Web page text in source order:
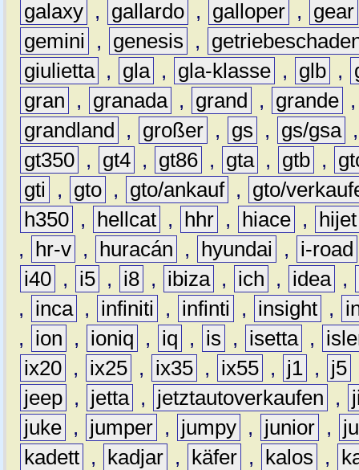
galaxy , gallardo , galloper ,
gear
gemini
, genesis ,
giulietta , gla , gla-klasse , glb ,
gran
, granada , grand , grande
grandland
, großer , gs , gs/gsa
gt350 , gt4 , gt86 , gta , gtb ,
gti
, gto , gto/ankauf ,
gto/
h350 , hellcat , hhr , hiace ,
hijet
,
hr-v , huracán , hyundai ,
i-road
i40 , i5 , i8 , ibiza , ich , idea ,
,
inca , infiniti , infinti , insight ,
,
ion , ioniq , iq , is , isetta ,
ix20 , ix25 , ix35 , ix55 , j1 , j5
jeep , jetta , jetztautoverkaufen ,
juke , jumper , jumpy , junior ,
kadett , kadjar , käfer , kalos ,